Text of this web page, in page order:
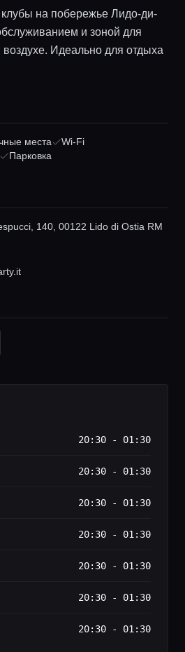
сервис
на побережье Лидо-ди-
и зоной для
Идеально для отдыха
места
Wi-Fi
Парковка
140, 00122 Lido di Ostia RM
20:30 - 01:30
20:30 - 01:30
20:30 - 01:30
20:30 - 01:30
20:30 - 01:30
20:30 - 01:30
20:30 - 01:30